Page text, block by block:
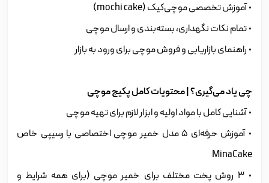
• آموزش تخصصی موچی‌کیک (mochi cake)
• تمام نکات نگهداری، بسته‌بندی و ارسال موچی
• راهنمای بازاریابی و فروش موچی برای ورود به بازار
چی یاد می‌گیری؟ | محتویات کامل پکیج موچی
• آشنایی کامل با مواد اولیه و ابزار لازم برای تهیه موچی
• آموزش حرفه‌ای 5 مدل خمیر موچی اختصاصی با رسیپی خاص
MinaCake
• 3 روش پخت مختلف برای خمیر موچی (برای همه شرایط و